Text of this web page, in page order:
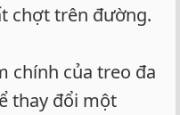
chợt trên đường.
chính của treo đa
thay đổi một